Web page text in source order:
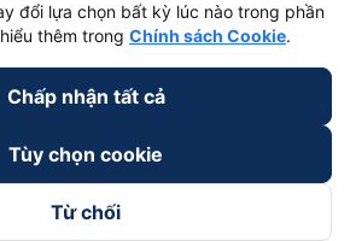
đổi lựa chọn bất kỳ lúc nào trong phần
thêm trong Chính sách Cookie.
Chấp nhận tất cả
Tùy chọn cookie
Từ chối